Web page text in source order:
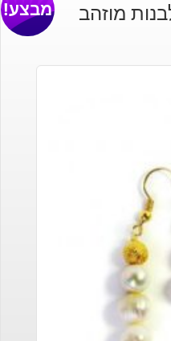
מוזהב מבצע!